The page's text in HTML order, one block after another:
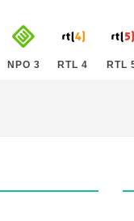
NPO 3 RTL 4 RTL